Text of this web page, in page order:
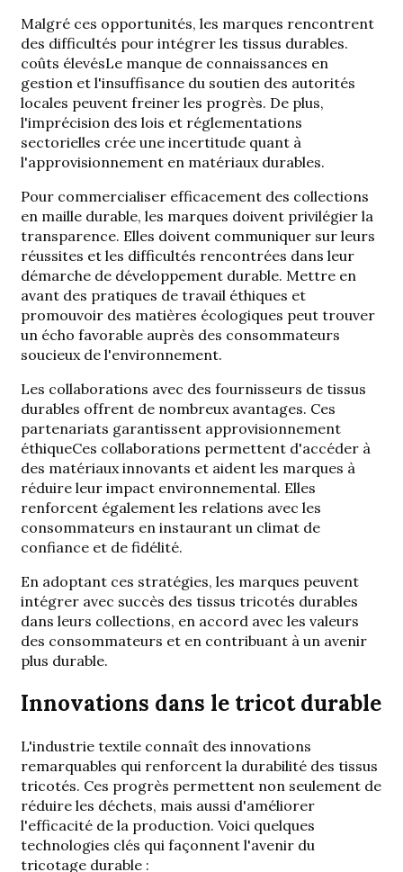
Malgré ces opportunités, les marques rencontrent
des difficultés pour intégrer les tissus durables.
coûts élevésLe manque de connaissances en
gestion et l'insuffisance du soutien des autorités
locales peuvent freiner les progrès. De plus,
l'imprécision des lois et réglementations
sectorielles crée une incertitude quant à
l'approvisionnement en matériaux durables.
Pour commercialiser efficacement des collections
en maille durable, les marques doivent privilégier la
transparence. Elles doivent communiquer sur leurs
réussites et les difficultés rencontrées dans leur
démarche de développement durable. Mettre en
avant des pratiques de travail éthiques et
promouvoir des matières écologiques peut trouver
un écho favorable auprès des consommateurs
soucieux de l'environnement.
Les collaborations avec des fournisseurs de tissus
durables offrent de nombreux avantages. Ces
partenariats garantissent approvisionnement
éthiqueCes collaborations permettent d'accéder à
des matériaux innovants et aident les marques à
réduire leur impact environnemental. Elles
renforcent également les relations avec les
consommateurs en instaurant un climat de
confiance et de fidélité.
En adoptant ces stratégies, les marques peuvent
intégrer avec succès des tissus tricotés durables
dans leurs collections, en accord avec les valeurs
des consommateurs et en contribuant à un avenir
plus durable.
Innovations dans le tricot durable
L'industrie textile connaît des innovations
remarquables qui renforcent la durabilité des tissus
tricotés. Ces progrès permettent non seulement de
réduire les déchets, mais aussi d'améliorer
l'efficacité de la production. Voici quelques
technologies clés qui façonnent l'avenir du
tricotage durable :